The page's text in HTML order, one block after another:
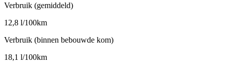
Verbruik (gemiddeld)
12,8 l/100km
Verbruik (binnen bebouwde kom)
18,1 l/100km